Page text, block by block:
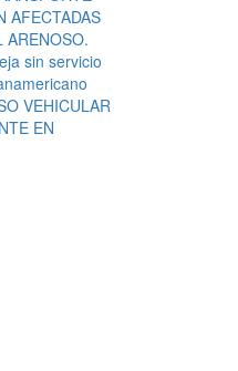
AFECTADAS
ARENOSO.
sin servicio
VEHICULAR
EN